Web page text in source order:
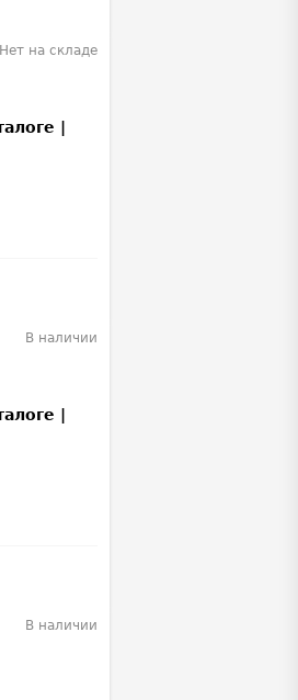
Нет на складе
В наличии
В наличии